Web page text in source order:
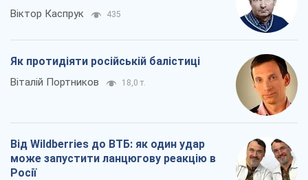
Віктор Каспрук 435
Як протидіяти російській балістиці
Віталій Портников 18,0 т.
Від Wildberries до ВТБ: як один удар
може запустити ланцюгову реакцію в
Росії